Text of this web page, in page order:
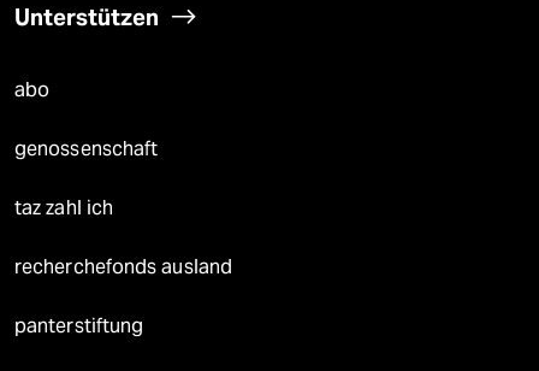
Unterstützen
abo
genossenschaft
taz zahl ich
recherchefonds ausland
panterstiftung